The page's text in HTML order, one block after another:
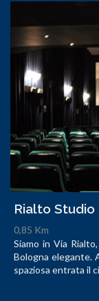
Rialto Studio
0,85 Km
Siamo in Via
Bologna elegante.
spaziosa entrata il